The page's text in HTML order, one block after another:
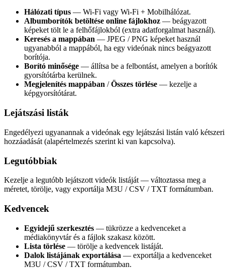
Hálózati típus — Wi-Fi vagy Wi-Fi + Mobilhálózat.
Albumborítók betöltése online fájlokhoz — beágyazott
képeket tölt le a felhőfájlokból (extra adatforgalmat használ).
Keresés a mappában — JPEG / PNG képeket használ
ugyanabból a mappából, ha egy videónak nincs beágyazott
borítója.
Borító minősége — állítsa be a felbontást, amelyen a borítók
gyorsítótárba kerülnek.
Megjelenítés mappában /Összes törlése — kezelje a
képgyorsítótárat.
Lejátszási listák
Engedélyezi ugyanannak a videónak egy lejátszási listán való kétszeri
hozzáadását (alapértelmezés szerint ki van kapcsolva).
Legutóbbiak
Kezelje a legutóbb lejátszott videók listáját — változtassa meg a
méretet, törölje, vagy exportálja M3U / CSV / TXT formátumban.
Kedvencek
Egyidejű szerkesztés — tükrözze a kedvenceket a
médiakönyvtár és a fájlok szakasz között.
Lista törlése — törölje a kedvencek listáját.
Dalok listájának exportálása — exportálja a kedvenceket
M3U / CSV / TXT formátumban.